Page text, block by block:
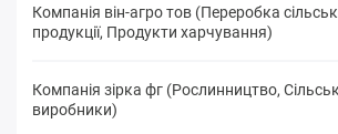
Компанія він-агро тов (Переробка
продукції, Продукти харчування)
Компанія зірка фг (Рослинництво,
виробники)